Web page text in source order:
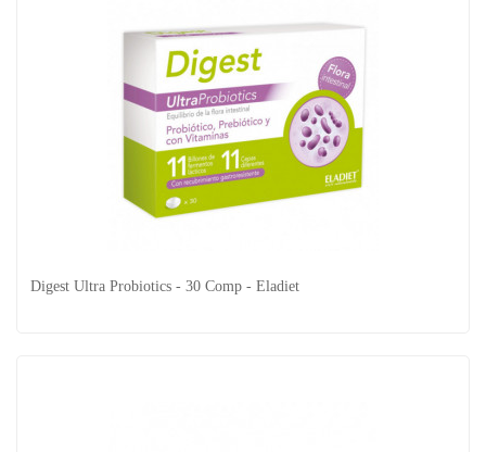
Digest Ultra Probiotics - 30 Comp - Eladiet